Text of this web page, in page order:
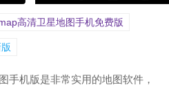
高清卫星地图手机免费版
手机版是非常实用的地图软件，